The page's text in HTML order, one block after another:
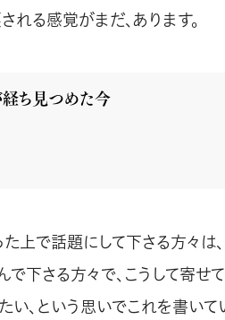
る感覚がまだ、あります。
経ち見つめた今
上で話題にして下さる方々は
で下さる方々で、こうして寄せ
い、という思いでこれを書い